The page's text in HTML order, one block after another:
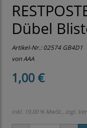
Dübel
Artikel-Nr.:02574 GB4D1
von AAA
1,00 €
inkl. 19,00 % MwSt., zzgl.